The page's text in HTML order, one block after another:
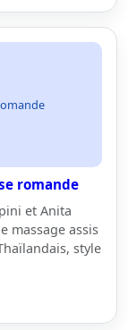
romande
et Anita
massage assis
style